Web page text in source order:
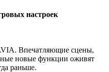
настроек
Впечатляющие сцены,
новые функции оживят
раньше.